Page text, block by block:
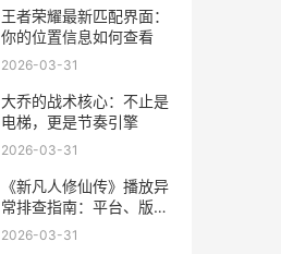
王者荣耀最新匹配界面：
你的位置信息如何查看
2026-03-31
大乔的战术核心：不止是
电梯，更是节奏引擎
2026-03-31
《新凡人修仙传》播放异
常排查指南：平台、版权
与技术的多维视角
2026-03-31